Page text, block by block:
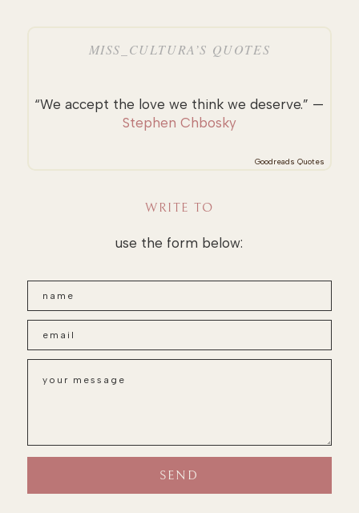
MISS_CULTURA’S QUOTES
“We accept the love we think we deserve.” —
Stephen Chbosky
Goodreads Quotes
WRITE TO
use the form below: